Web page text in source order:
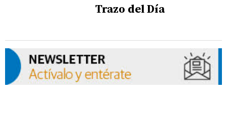
Trazo del Día